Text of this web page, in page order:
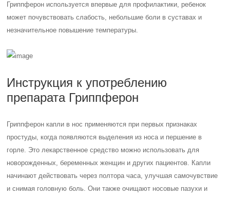
Гриппферон используется впервые для профилактики, ребенок
может почувствовать слабость, небольшие боли в суставах и
незначительное повышение температуры.
Инструкция к употреблению
препарата Гриппферон
Гриппферон капли в нос применяются при первых признаках
простуды, когда появляются выделения из носа и першение в
горле. Это лекарственное средство можно использовать для
новорожденных, беременных женщин и других пациентов. Капли
начинают действовать через полтора часа, улучшая самочувствие
и снимая головную боль. Они также очищают носовые пазухи и